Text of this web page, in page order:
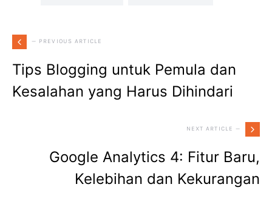
— PREVIOUS ARTICLE
Tips Blogging untuk Pemula dan
Kesalahan yang Harus Dihindari
NEXT ARTICLE —
Google Analytics 4: Fitur Baru,
Kelebihan dan Kekurangan